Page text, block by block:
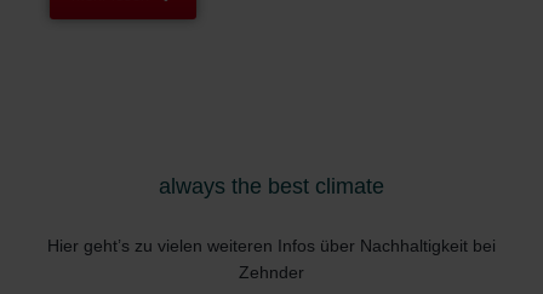
always the best climate
Hier geht’s zu vielen weiteren Infos über Nachhaltigkeit bei
Zehnder